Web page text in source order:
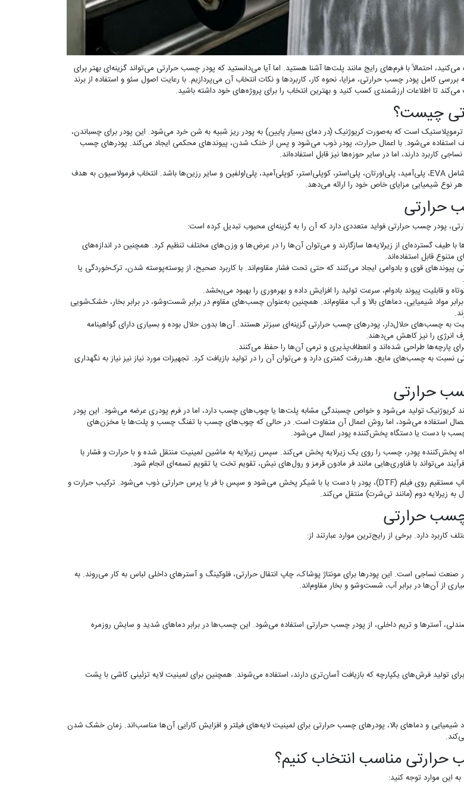
احتمالاً با فرم‌های رایج مانند پلت‌ها آشنا هستید. اما آیا می‌دانستید که پودر چسب حرارتی می‌تواند گزینه‌ای بهتر برای
بررسی کامل پودر چسب حرارتی، مزایا، نحوه کار، کاربردها و نکات انتخاب آن می‌پردازیم. با رعایت اصول سئو و استفاده از برند
تا اطلاعات ارزشمندی کسب کنید و بهترین انتخاب را برای پروژه‌های خود داشته باشید.
چیست؟
است که به‌صورت کریوژنیک (در دمای بسیار پایین) به پودر ریز شبیه به شن خرد می‌شود. این پودر برای چسباندن،
استفاده می‌شود. با اعمال حرارت، پودر ذوب می‌شود و پس از خنک شدن، پیوندهای محکمی ایجاد می‌کند. پودرهای چسب
کاربرد دارند، اما در سایر حوزه‌ها نیز قابل استفاده‌اند.
شیمی پایه این پودرها می‌تواند شامل EVA، پلی‌آمید، پلی‌اورتان، پلی‌استر، کوپلی‌استر، کوپلی‌آمید، پلی‌اولفین و سایر رزین‌ها باشد. انتخاب فرمولاسیون به هدف
نوع شیمیایی مزایای خاص خود را ارائه می‌دهد.
حرارتی
پودر چسب حرارتی فواید متعددی دارد که آن را به گزینه‌ای محبوب تبدیل کرده است:
با طیف گسترده‌ای از زیرلایه‌ها سازگارند و می‌توان آن‌ها را در عرض‌ها و وزن‌های مختلف تنظیم کرد. همچنین در اندازه‌های
متنوع قابل استفاده‌اند.
قوی و بادوامی ایجاد می‌کنند که حتی تحت فشار مقاوم‌اند. با کاربرد صحیح، از پوسته‌پوسته شدن، ترک‌خوردگی یا
و قابلیت پیوند بادوام، سرعت تولید را افزایش داده و بهره‌وری را بهبود می‌بخشد.
برابر مواد شیمیایی، دماهای بالا و آب مقاوم‌اند. همچنین به‌عنوان چسب‌های مقاوم در برابر شست‌وشو، در برابر بخار، خشک‌شویی
به چسب‌های حلال‌دار، پودرهای چسب حرارتی گزینه‌ای سبزتر هستند. آن‌ها بدون حلال بوده و بسیاری دارای گواهینامه
پارچه‌ها طراحی شده‌اند و انعطاف‌پذیری و نرمی آن‌ها را حفظ می‌کنند.
به چسب‌های مایع، هدررفت کمتری دارد و می‌توان آن را در تولید بازیافت کرد. تجهیزات مورد نیاز نیز نیاز به نگهداری
حرارتی
کریوژنیک تولید می‌شود و خواص چسبندگی مشابه پلت‌ها یا چوب‌های چسب دارد، اما در فرم پودری عرضه می‌شود. این پودر
استفاده می‌شود، اما روش اعمال آن متفاوت است. در حالی که چوب‌های چسب با تفنگ چسب و پلت‌ها با مخزن‌های
با دست یا دستگاه پخش‌کننده پودر اعمال می‌شود.
پودر، چسب را روی یک زیرلایه پخش می‌کند. سپس زیرلایه به ماشین لمینیت منتقل شده و با حرارت و فشار با
می‌تواند با فناوری‌هایی مانند فر مادون قرمز و رول‌های نیش، تقویم تخت یا تقویم تسمه‌ای انجام شود.
برای کاربردهای کوچک‌تر مانند چاپ مستقیم روی فیلم (DTF)، پودر با دست یا با شیکر پخش می‌شود و سپس با فر یا پرس حرارتی ذوب می‌شود. ترکیب حرارت و
به زیرلایه دوم (مانند تی‌شرت) منتقل می‌کند.
چسب حرارتی
دارد. برخی از رایج‌ترین موارد عبارتند از:
در صنعت نساجی است. این پودرها برای مونتاژ پوشاک، چاپ انتقال حرارتی، فلوکینگ و آسترهای داخلی لباس به کار می‌روند. به
از آن‌ها در برابر آب، شست‌وشو و بخار مقاوم‌اند.
آسترها و تریم داخلی، از پودر چسب حرارتی استفاده می‌شود. این چسب‌ها در برابر دماهای شدید و سایش روزمره
تولید فرش‌های یکپارچه که بازیافت آسان‌تری دارند، استفاده می‌شوند. همچنین برای لمینیت لایه تزئینی کاشی با پشت
شیمیایی و دماهای بالا، پودرهای چسب حرارتی برای لمینیت لایه‌های فیلتر و افزایش کارایی آن‌ها مناسب‌اند. زمان خشک شدن
مناسب انتخاب کنیم؟
این موارد توجه کنید: